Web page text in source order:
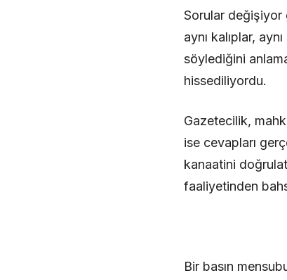
Sorular değişiyor
aynı kalıplar,
söylediğini
hissediliyordu.
Gazetecilik,
ise cevapları
kanaatini
faaliyetinden
Bir basın